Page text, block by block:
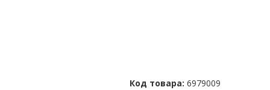
Код товара: 6979009